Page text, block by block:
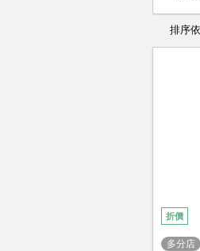
排序
折價
多分店